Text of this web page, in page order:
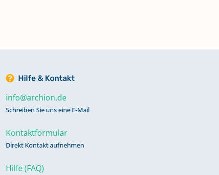
Hilfe & Kontakt
info@archion.de
Schreiben Sie uns eine E-Mail
Kontaktformular
Direkt Kontakt aufnehmen
Hilfe (FAQ)